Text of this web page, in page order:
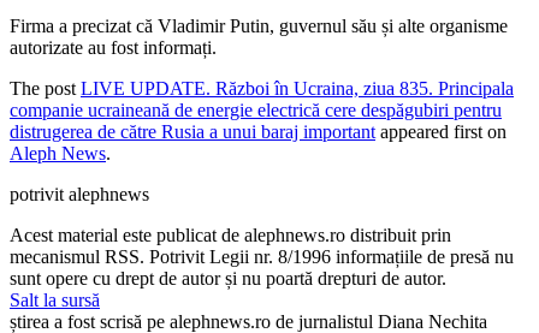
Firma a precizat că Vladimir Putin, guvernul său și alte organisme
autorizate au fost informați.
The post LIVE UPDATE. Război în Ucraina, ziua 835. Principala
companie ucraineană de energie electrică cere despăgubiri pentru
distrugerea de către Rusia a unui baraj important appeared first on
Aleph News.
potrivit alephnews
Acest material este publicat de alephnews.ro distribuit prin
mecanismul RSS. Potrivit Legii nr. 8/1996 informațiile de presă nu
sunt opere cu drept de autor și nu poartă drepturi de autor.
Salt la sursă
știrea a fost scrisă pe alephnews.ro de jurnalistul Diana Nechita